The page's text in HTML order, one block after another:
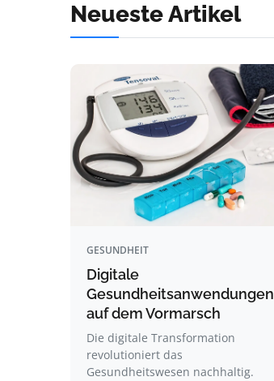
Neueste Artikel
GESUNDHEIT
Digitale
Gesundheitsanwendungen
auf dem Vormarsch
Die digitale Transformation
revolutioniert das
Gesundheitswesen nachhaltig.